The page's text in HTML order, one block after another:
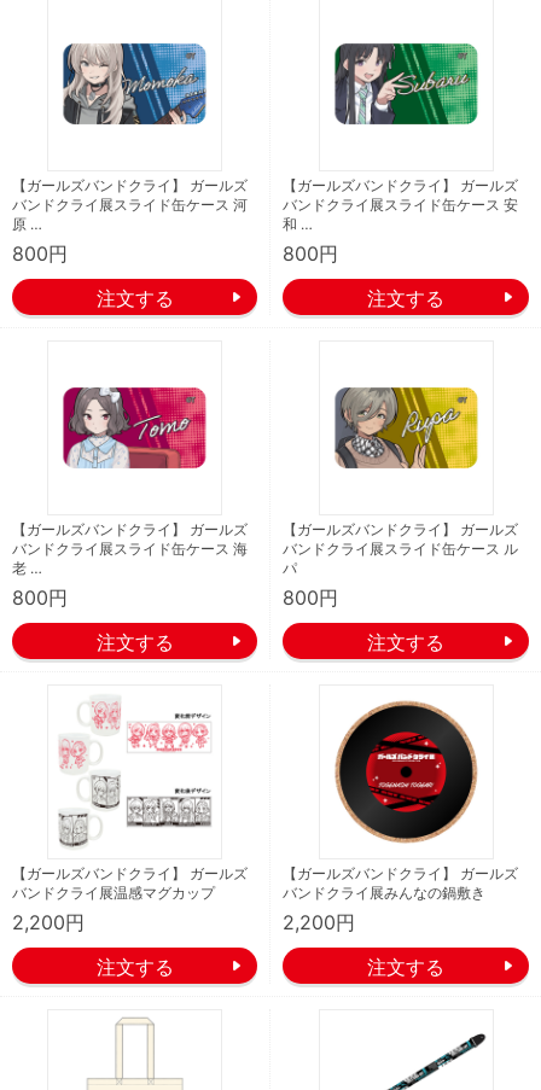
【ガールズバンドクライ】 ガールズ
バンドクライ展スライド缶ケース 河
原 …
800円
【ガールズバンドクライ】 ガールズ
バンドクライ展スライド缶ケース 安
和 …
800円
【ガールズバンドクライ】 ガールズ
バンドクライ展スライド缶ケース 海
老 …
800円
【ガールズバンドクライ】 ガールズ
バンドクライ展スライド缶ケース ル
パ
800円
【ガールズバンドクライ】 ガールズ
バンドクライ展温感マグカップ
2,200円
【ガールズバンドクライ】 ガールズ
バンドクライ展みんなの鍋敷き
2,200円